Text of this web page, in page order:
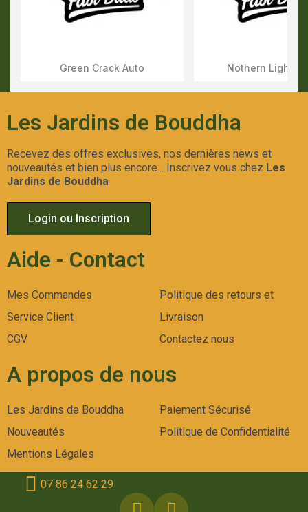
Aperçu Rapide
Green Crack Auto Aperçu
Nothern Lights
Les Jardins de Bouddha
Recevez des offres exclusives, nos dernières news et
nouveautés et bien plus encore... Inscrivez vous chez Les
Jardins de Bouddha
Login ou Inscription
Aide - Contact
Mes Commandes
Service Client
CGV
Politique des retours et
Livraison
Contactez nous
A propos de nous
Les Jardins de Bouddha
Nouveautés
Mentions Légales
Paiement Sécurisé
Politique de Confidentialité
07 86 24 62 29